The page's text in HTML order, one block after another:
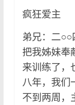
疯狂爱主
弟兄：二
把我姊妹奉
来训练了，
八年，我们
不到两周，